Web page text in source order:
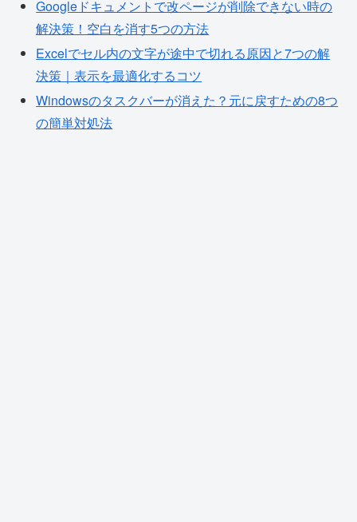
Googleドキュメントで改ページが削除できない時の
解決策！空白を消す5つの方法
Excelでセル内の文字が途中で切れる原因と7つの解
決策｜表示を最適化するコツ
Windowsのタスクバーが消えた？元に戻すための8つ
の簡単対処法